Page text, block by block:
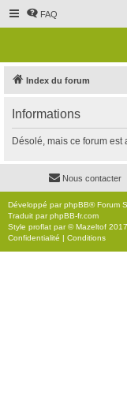
FAQ
Index du forum
Informations
Désolé, mais ce forum
Nous contacter
Développé parphpBB® Forum
Traduit parphpBB-fr.com
Style proflat par ©Mazeltof 2017
Confidentialité | Conditions